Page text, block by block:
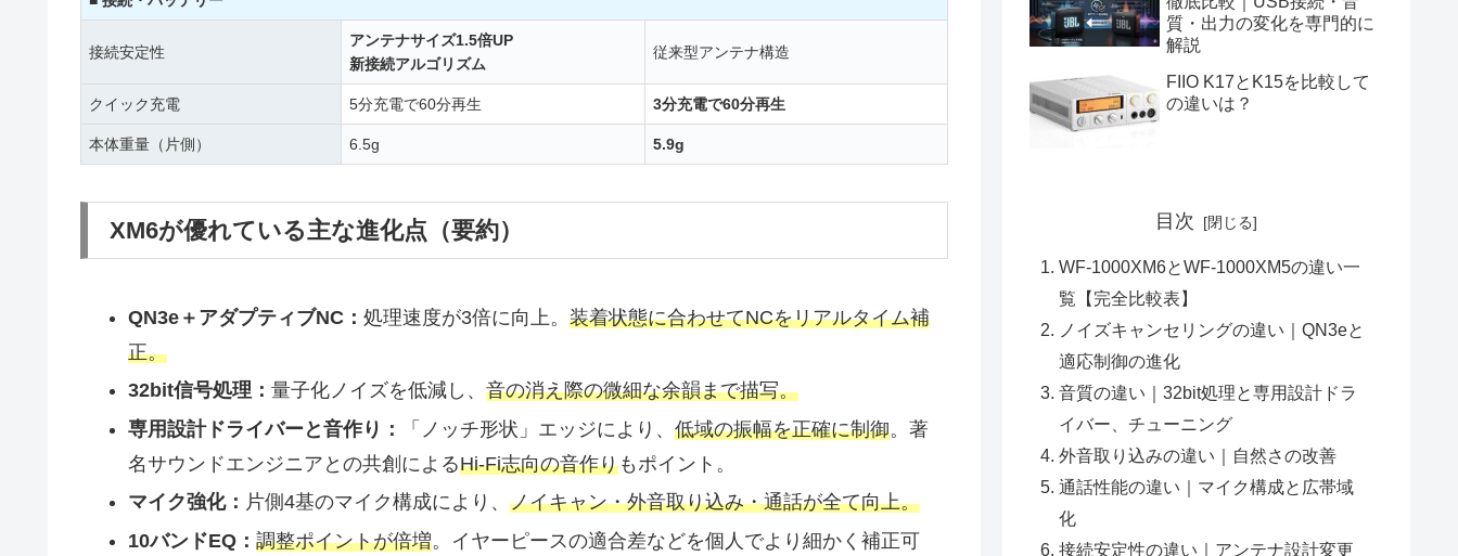
接続安定性
アンテナサイズ1.5倍UP
新接続アルゴリズム
従来型アンテナ構造
クイック充電 5分充電で60分再生 3分充電で60分再生
本体重量（片側） 6.5g 5.9g
XM6が優れている主な進化点（要約）
QN3e＋アダプティブNC： 処理速度が3倍に向上。 装着状態に合わせてNCをリアルタイム補
正。
32bit信号処理： 量子化ノイズを低減し、 音の消え際の微細な余韻まで描写。
専用設計ドライバーと音作り：
「ノッチ形状」エッジにより、 低域の振幅を正確に制御。著
名サウンドエンジニアとの共創によるHi-Fi志向の音作りもポイント。
マイク強化： 片側4基のマイク構成により、 ノイキャン・外音取り込み・通話が全て向上。
10バンドEQ： 調整ポイントが倍増。イヤーピースの適合差などを個人でより細かく補正可
質・出力の変化を専門的に
解説
FIIO K17とK15を比較して
の違いは？
目次
WF-1000XM6とWF-1000XM5の違い一
覧【完全比較表】
ノイズキャンセリングの違い｜QN3eと
適応制御の進化
音質の違い｜32bit処理と専用設計ドラ
イバー、チューニング
外音取り込みの違い｜自然さの改善
通話性能の違い｜マイク構成と広帯域
化
接続安定性の違い｜アンテナ設計変更